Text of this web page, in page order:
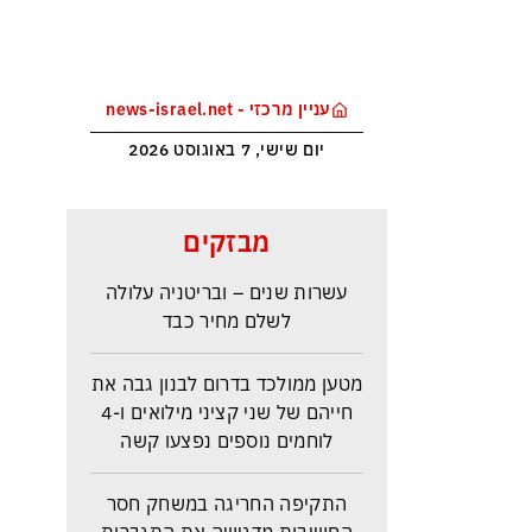
עניין מרכזי - news-israel.net
יום שישי, 7 באוגוסט 2026
מבזקים
נכנס לעידן המסוכן ביותר זה
עשרות שנים – ובריטניה עלולה
לשלם מחיר כבד
מטען ממולכד בדרום לבנון גבה את
חייהם של שני קציני מילואים ו-4
לוחמים נוספים נפצעו קשה
התקיפה החריגה במשחק חסר
החשיבות מדגישה את התגברות